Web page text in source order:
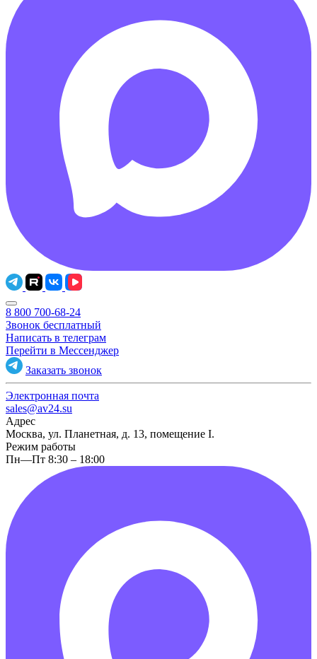
8 800 700-68-24
Звонок бесплатный
Написать в телеграм
Перейти в Мессенджер
Заказать звонок
Электронная почта
sales@av24.su
Адрес
Москва, ул. Планетная, д. 13, помещение I.
Режим работы
Пн—Пт 8:30 – 18:00